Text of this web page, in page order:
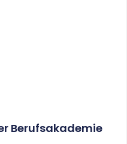
Berufsakademie